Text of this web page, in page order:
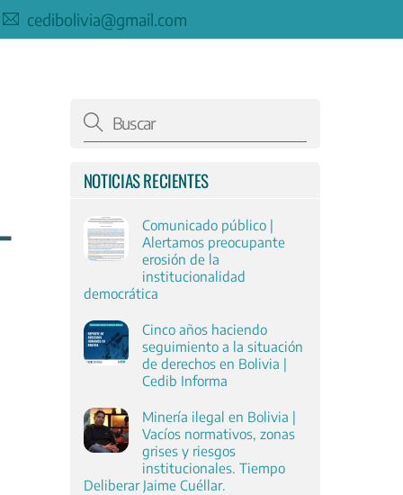
cedibolivia@gmail.com
NOTICIAS RECIENTES
Comunicado público |
Alertamos preocupante
erosión de la
institucionalidad
democrática
Cinco años haciendo
seguimiento a la situación
de derechos en Bolivia |
Cedib Informa
Minería ilegal en Bolivia |
Vacíos normativos, zonas
grises y riesgos
institucionales. Tiempo
Deliberar Jaime Cuéllar.